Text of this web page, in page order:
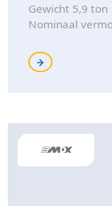
Gewicht 5,9 ton
Nominaal